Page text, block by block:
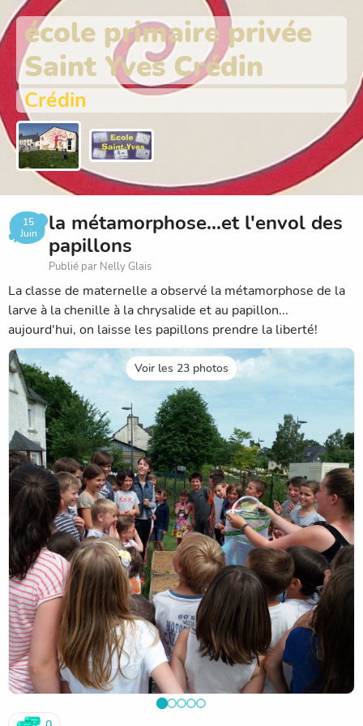
école primaire privée
Saint Yves Crédin
Crédin
15
Juin
la métamorphose...et l'envol des
papillons
Publié par Nelly Glais
La classe de maternelle a observé la métamorphose de la
larve à la chenille à la chrysalide et au papillon...
aujourd'hui, on laisse les papillons prendre la liberté!
Voir les 23 photos